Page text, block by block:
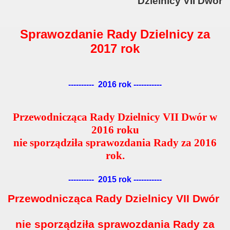
Sprawozdanie Rady Dzielnicy za
2017 rok
---------- 2016 rok -----------
Przewodnicząca Rady Dzielnicy VII Dwór w
2016 roku
nie sporządziła sprawozdania Rady za 2016
rok.
---------- 2015 rok -----------
Przewodnicząca Rady Dzielnicy VII Dwór
nie sporządziła sprawozdania Rady za